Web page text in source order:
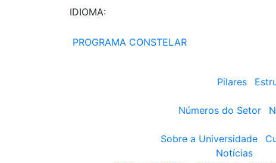
IDIOMA:
PROGRAMA CONSTELAR
Pilares
Números do Setor
Sobre a Universidade
Notícias